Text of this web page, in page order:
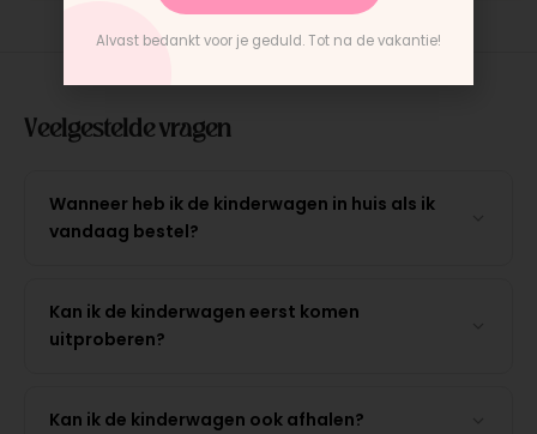
Veelgestelde vragen
Wanneer heb ik de kinderwagen in huis als ik
vandaag bestel?
Kan ik de kinderwagen eerst komen
uitproberen?
Kan ik de kinderwagen ook afhalen?
Alvast bedankt voor je geduld. Tot na de vakantie!